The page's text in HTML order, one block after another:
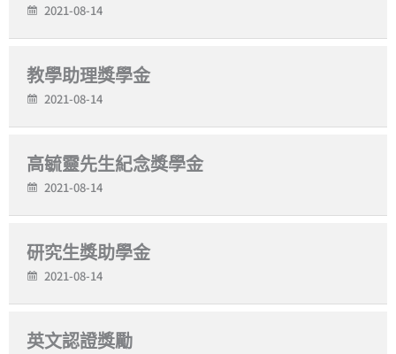
2021-08-14
教學助理獎學金
2021-08-14
高毓靈先生紀念獎學金
2021-08-14
研究生獎助學金
2021-08-14
英文認證獎勵